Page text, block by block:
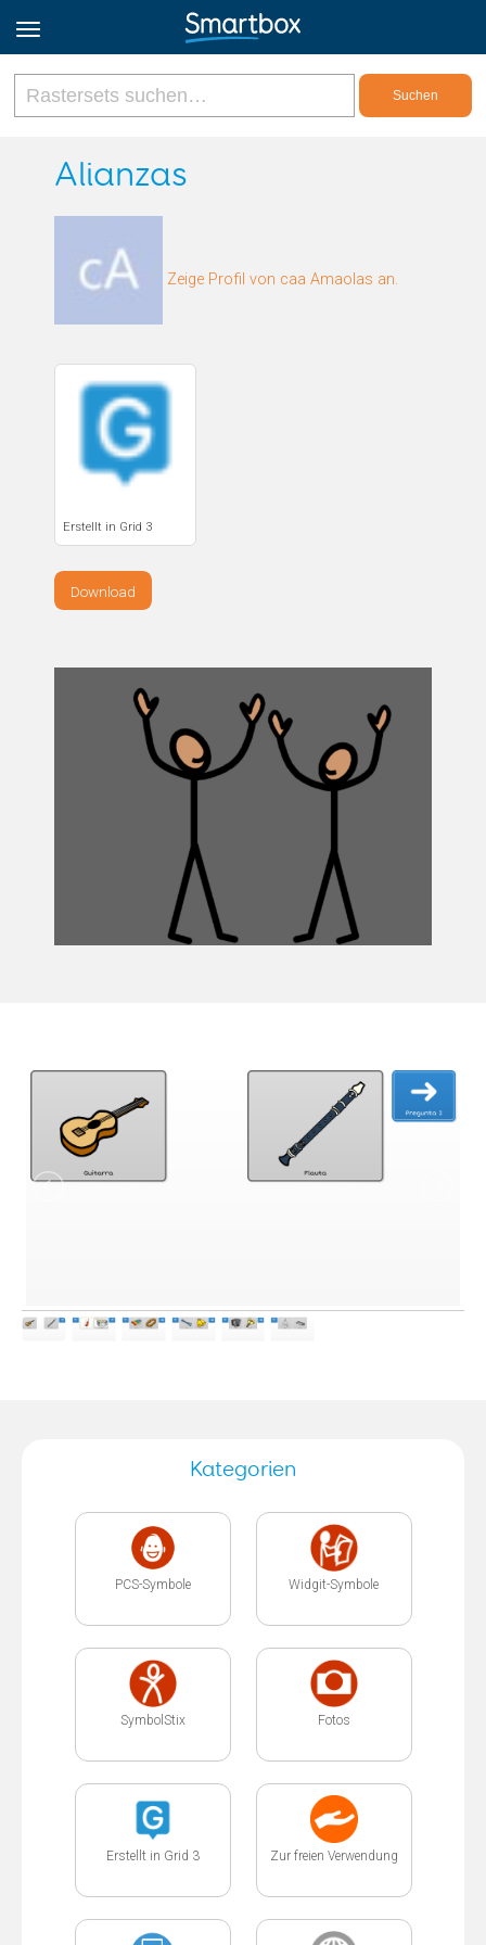
Online Grids
Registrieren
Alianzas
Zeige Profil von caa Amaolas an.
Erstellt in Grid 3
Download
Kategorien
PCS-Symbole Widgit-Symbole
SymbolStix Fotos
Erstellt in Grid 3 Zur freien Verwendung